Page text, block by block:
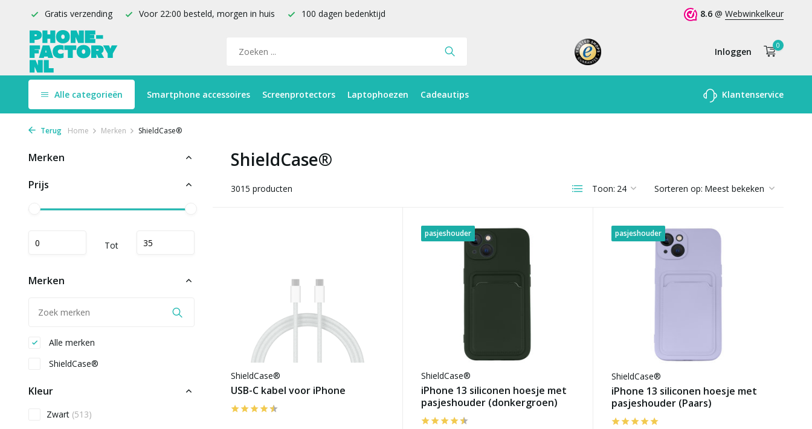
Gratis verzending Voor 22:00 besteld, morgen in huis 100 dagen bedenktijd 8.6 @ Webwinkelkeur
Inloggen
Account
0
Alle categorieën Smartphone accessoires Screenprotectors Laptophoezen Cadeautips Klantenservice
Terug Home Merken ShieldCase®
Merken
Prijs
Tot
Merken
Alle merken
ShieldCase®
Kleur
Zwart (513)
ShieldCase®
3015 producten Toon: Sorteren op:
ShieldCase®
USB-C kabel voor iPhone
pasjeshouder
ShieldCase®
iPhone 13 siliconen hoesje met
pasjeshouder (donkergroen)
pasjeshouder
ShieldCase®
iPhone 13 siliconen hoesje met
pasjeshouder (Paars)